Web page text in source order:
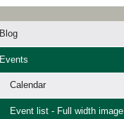
Blog
Events
Calendar
Event list - Full width image